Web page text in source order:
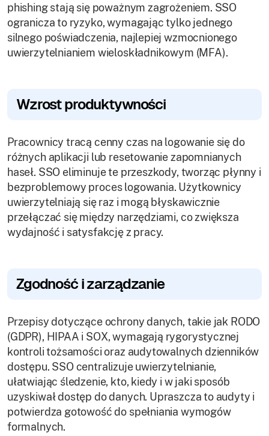
phishing stają się poważnym zagrożeniem. SSO
ogranicza to ryzyko, wymagając tylko jednego
silnego poświadczenia, najlepiej wzmocnionego
uwierzytelnianiem wieloskładnikowym (MFA).
Wzrost produktywności
Pracownicy tracą cenny czas na logowanie się do
różnych aplikacji lub resetowanie zapomnianych
haseł. SSO eliminuje te przeszkody, tworząc płynny i
bezproblemowy proces logowania. Użytkownicy
uwierzytelniają się raz i mogą błyskawicznie
przełączać się między narzędziami, co zwiększa
wydajność i satysfakcję z pracy.
Zgodność i zarządzanie
Przepisy dotyczące ochrony danych, takie jak RODO
(GDPR), HIPAA i SOX, wymagają rygorystycznej
kontroli tożsamości oraz audytowalnych dzienników
dostępu. SSO centralizuje uwierzytelnianie,
ułatwiając śledzenie, kto, kiedy i w jaki sposób
uzyskiwał dostęp do danych. Upraszcza to audyty i
potwierdza gotowość do spełniania wymogów
formalnych.